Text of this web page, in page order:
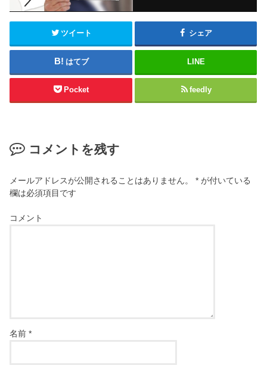
ツイート シェア
はてブ LINE
Pocket feedly
コメントを残す
メールアドレスが公開されることはありません。 * が付いている
欄は必須項目です
コメント
名前*